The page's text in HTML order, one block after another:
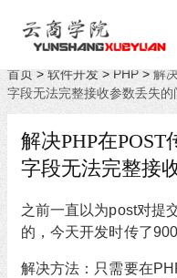
首页>软件开发>PHP>解
字段无法完整接收参数丢失的
解决PHP在
字段无法完整接
之前一直以为post对提
的，今天开发时传了
解决方法：只需要在